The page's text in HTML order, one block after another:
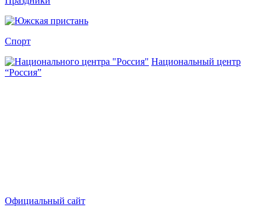
Спорт
Национальный центр
“Россия”
Официальный сайт